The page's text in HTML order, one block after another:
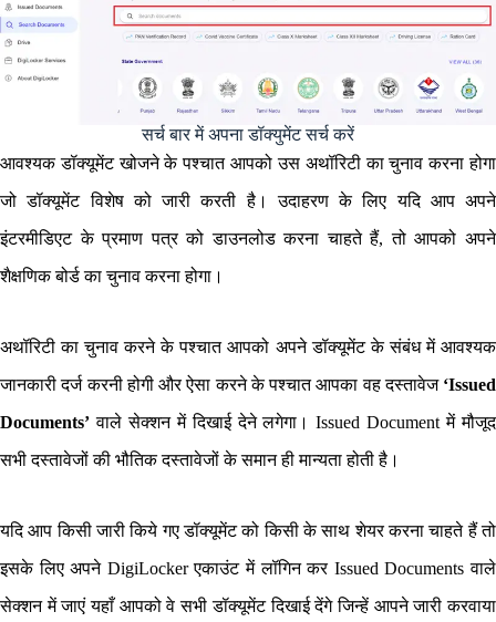
सर्च बार में अपना डॉक्युमेंट सर्च करें
आवश्यक डॉक्यूमेंट खोजने के पश्चात आपको उस अथॉरिटी का चुनाव करना होगा
जो डॉक्यूमेंट विशेष को जारी करती है। उदाहरण के लिए यदि आप अपने
इंटरमीडिएट के प्रमाण पत्र को डाउनलोड करना चाहते हैं, तो आपको अपने
शैक्षणिक बोर्ड का चुनाव करना होगा।
अथॉरिटी का चुनाव करने के पश्चात आपको अपने डॉक्यूमेंट के संबंध में आवश्यक
जानकारी दर्ज करनी होगी और ऐसा करने के पश्चात आपका वह दस्तावेज ‘Issued
Documents’ वाले सेक्शन में दिखाई देने लगेगा। Issued Document में मौजूद
सभी दस्तावेजों की भौतिक दस्तावेजों के समान ही मान्यता होती है।
यदि आप किसी जारी किये गए डॉक्यूमेंट को किसी के साथ शेयर करना चाहते हैं तो
इसके लिए अपने DigiLocker एकाउंट में लॉगिन कर Issued Documents वाले
सेक्शन में जाएं यहाँ आपको वे सभी डॉक्यूमेंट दिखाई देंगे जिन्हें आपने जारी करवाया